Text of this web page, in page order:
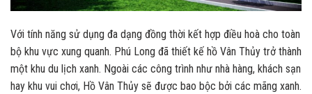
Với tính năng sử dụng đa dạng đồng thời kết hợp điều hoà cho toàn
bộ khu vực xung quanh. Phú Long đã thiết kế hồ Vân Thủy trở thành
một khu du lịch xanh. Ngoài các công trình như nhà hàng, khách sạn
hay khu vui chơi, Hồ Vân Thủy sẽ được bao bộc bởi các mãng xanh.